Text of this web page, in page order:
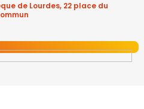
de Lourdes, 22 place du